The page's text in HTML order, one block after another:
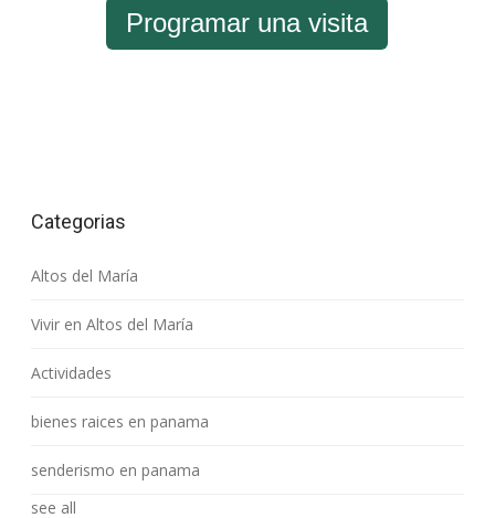
Programar una visita
Categorias
Altos del María
Vivir en Altos del María
Actividades
bienes raices en panama
senderismo en panama
see all